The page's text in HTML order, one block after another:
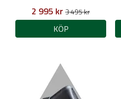
2 995 kr 3 495 kr
KÖP